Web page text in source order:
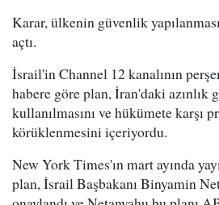
Karar, ülkenin güvenlik
açtı.
İsrail'in Channel 12 kanalının
habere göre plan, İran'daki azınlık
kullanılmasını ve hükümete karşı
körüklenmesini içeriyordu.
New York Times'ın mart ayında
plan, İsrail Başbakanı Binyamin